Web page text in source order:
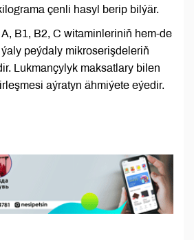
çenli hasyl berip bilýär.
B1, B2, C witaminleriniň hem-de
ýaly peýdaly mikroserişdeleriň
Lukmançylyk maksatlary bilen
aýratyn ähmiýete eýedir.